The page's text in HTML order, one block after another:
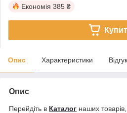
Економія 385 ₴
Опис Характеристики
Опис
Перейдіть в Каталог наших